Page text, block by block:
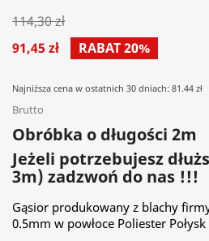
114,30 zł
91,45 zł
RABAT 20%
Najniższa cena w ostatnich 30 dniach: 81.44 zł
Brutto
Obróbka o długości 2m
Jeżeli potrzebujesz
3m) zadzwoń do nas !!!
Gąsior produkowany z blachy
0.5mm w powłoce Poliester Połysk